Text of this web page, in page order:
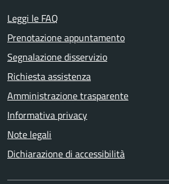
Leggi le FAQ
Prenotazione appuntamento
Segnalazione disservizio
Richiesta assistenza
Amministrazione trasparente
Informativa privacy
Note legali
Dichiarazione di accessibilità